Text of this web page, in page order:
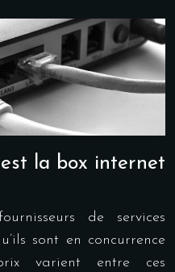
la box internet
de services
sont en concurrence
varient entre ces